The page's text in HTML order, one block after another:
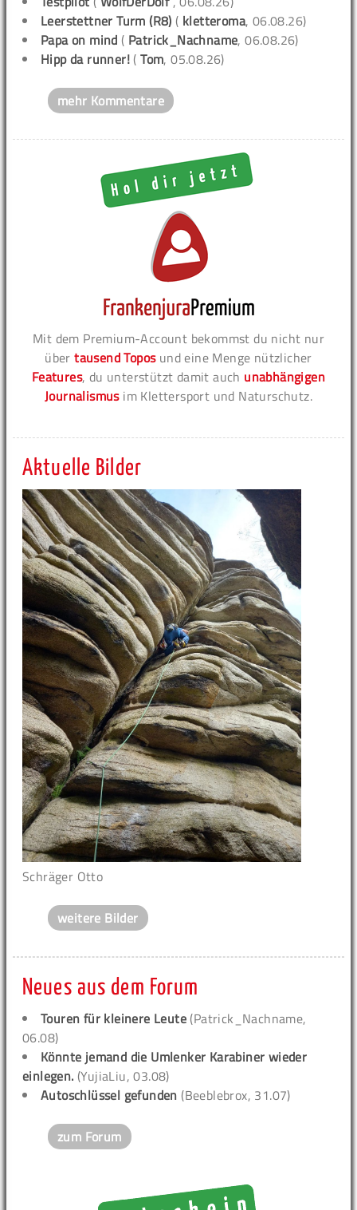
Leerstettner Turm (R8) ( kletteroma, 06.08.26)
Papa on mind ( Patrick_Nachname, 06.08.26)
Hipp da runner! (Tom, 05.08.26)
mehr Kommentare
Mit dem Premium-Account bekommst du nicht nur
übertausend Toposund eine Menge nützlicher
Features, du unterstützt damit auch unabhängigen
Journalismusim Klettersport und Naturschutz.
Aktuelle Bilder
Schräger Otto
weitere Bilder
Neues aus dem Forum
Touren für kleinere Leute (Patrick_Nachname,
06.08)
Könnte jemand die Umlenker Karabiner wieder
einlegen. (YujiaLiu, 03.08)
Autoschlüssel gefunden (Beeblebrox, 31.07)
zum Forum